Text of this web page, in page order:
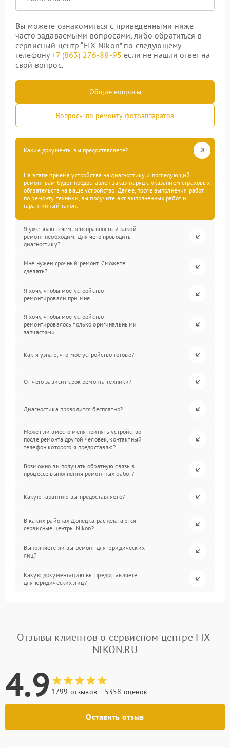
Вы можете ознакомиться с приведенными ниже
часто задаваемыми вопросами, либо обратиться в
сервисный центр “FIX-Nikon” по следующему
телефону+7 (863) 276-88-95 если не нашли ответ на
свой вопрос.
Общие вопросы
Вопросы по ремонту фотоаппаратов
Какие документы вы предоставляете?
На этапе приема устройства на диагностику и последующий
ремонт вам будет предоставлен заказ-наряд с указанием страховых
обязательств на ваше устройство. Далее, после выполнения работ
по ремонту техники, вы получите акт выполненных работ и
гарантийный талон.
Я уже знаю в чем неисправность и какой
ремонт необходим. Для чего проводить
диагностику?
Мне нужен срочный ремонт. Сможете
сделать?
Я хочу, чтобы мое устройство
ремонтировали при мне.
Я хочу, чтобы мое устройство
ремонтировалось только оригинальными
запчастями.
Как я узнаю, что мое устройство готово?
От чего зависит срок ремонта техники?
Диагностика проводится бесплатно?
Может ли вместо меня принять устройство
после ремонта другой человек, контактный
телефон которого я предоставлю?
Возможно ли получать обратную связь в
процессе выполнения ремонтных работ?
Какую гарантию вы предоставляете?
В каких районах Донецка располагаются
сервисные центры Nikon?
Выполняете ли вы ремонт для юридических
лиц?
Какую документацию вы предоставляете
для юридических лиц?
Отзывы клиентов о сервисном центре FIX-
NIKON.RU
4.9 1799 отзывов 5358 оценок
Оставить отзыв